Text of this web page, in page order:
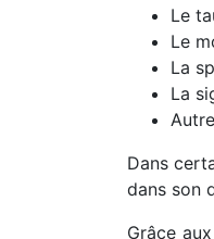
Le
Le
La
La
Dans
dans son
Grâce